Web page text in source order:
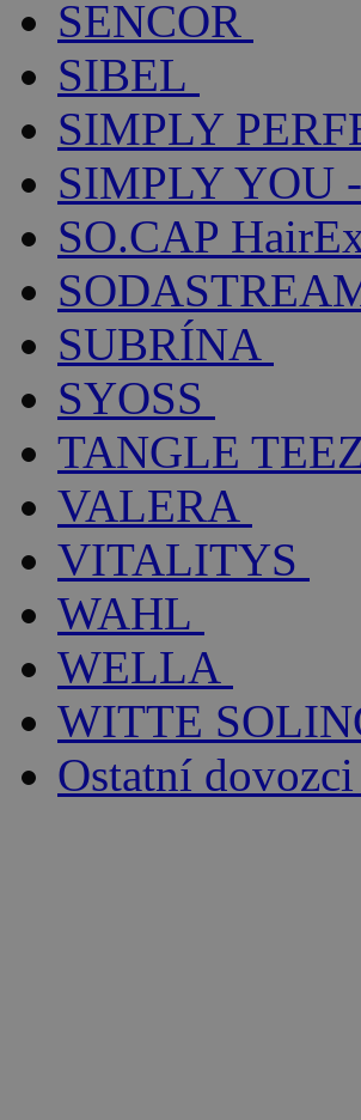
SENCOR
SIBEL
SIMPLY
SIMPLY YOU
SO.CAP
SUBRÍNA
SYOSS
TANGLE
VALERA
VITALITYS
WAHL
WELLA
WITTE
Ostatní